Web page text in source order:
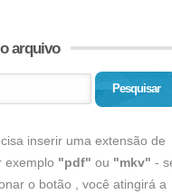
arquivo
Pesquisar
inserir uma extensão de
exemplo "pdf" ou "mkv" -
o botão , você atingirá a